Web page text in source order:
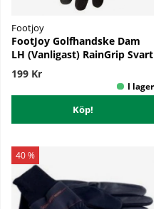
Footjoy
FootJoy Golfhandske Dam
LH (Vanligast) RainGrip Svart
199 Kr
Köp!
40 %